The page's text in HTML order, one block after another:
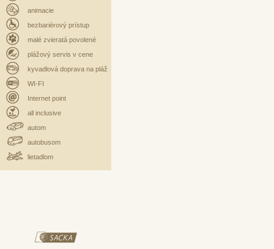
animacie
bezbariérový prístup
malé zvieratá povolené
plážový servis v cene
kyvadlová doprava na pláž
WI-FI
Internet point
all inclusive
autom
autobusom
lietadlom